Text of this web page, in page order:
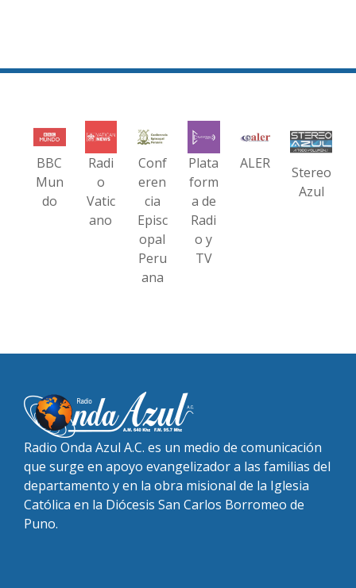
BBC
Mun
do
Radi
o
Vatic
ano
Conf
eren
cia
Episc
opal
Peru
ana
Plata
form
a de
Radi
o y
TV
ALER
Stereo
Azul
Radio Onda Azul A.C. es un medio de comunicación
que surge en apoyo evangelizador a las familias del
departamento y en la obra misional de la Iglesia
Católica en la Diócesis San Carlos Borromeo de
Puno.